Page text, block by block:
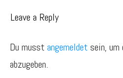
Leave a Reply
Du musst angemeldet sein, um
abzugeben.